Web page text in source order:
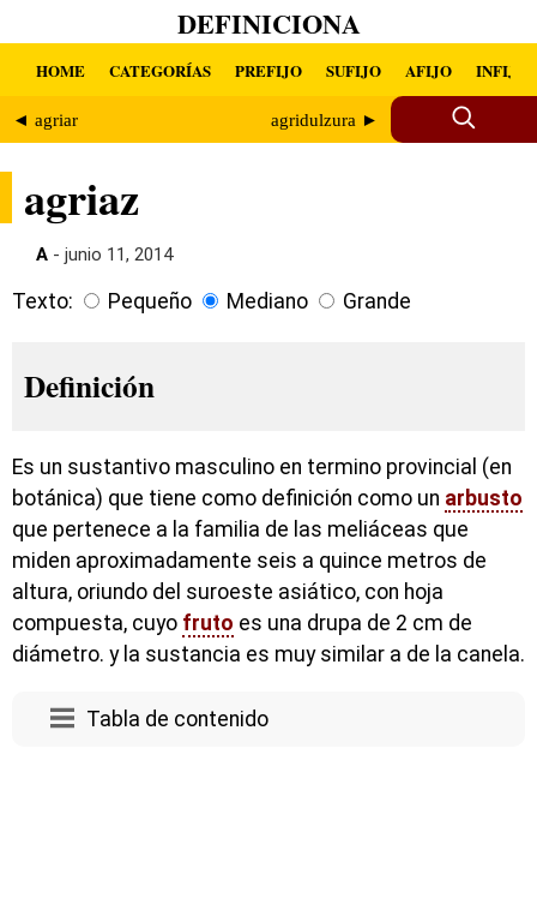
DEFINICIONA
HOME CATEGORÍAS PREFIJO SUFIJO AFIJO INFIJO
◄ agriar agridulzura ►
agriaz
A - junio 11, 2014
Texto: Pequeño Mediano Grande
Definición
Es un sustantivo masculino en termino provincial (en
botánica) que tiene como definición como un arbusto
que pertenece a la familia de las meliáceas que
miden aproximadamente seis a quince metros de
altura, oriundo del suroeste asiático, con hoja
compuesta, cuyo fruto es una drupa de 2 cm de
diámetro. y la sustancia es muy similar a de la canela.
Tabla de contenido